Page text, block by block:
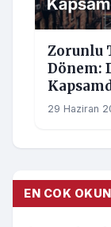
Zorunlu
Dönem:
29 Haziran
EN COK